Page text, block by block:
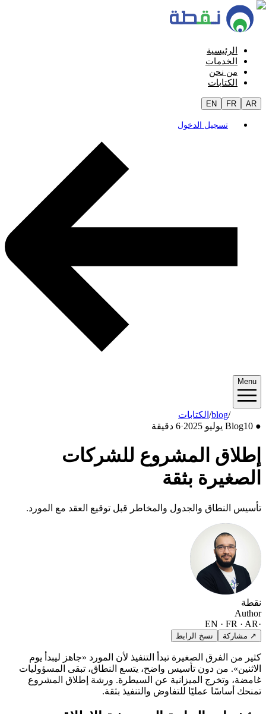
الرئيسية
الخدمات
من نحن
الكتابات
EN FR AR
تسجيل الدخول
Menu
الكتابات/blog
●
Blog10 يوليو 2025 ·6 دقيقة
إطلاق المشروع للشركات
الصغيرة بثقة
تأسيس النطاق والجدول والمخاطر قبل توقيع العقد مع المورد.
نقطة
Author
EN · FR · AR
↗ مشاركة نسخ الرابط
كثير من الفرق الصغيرة تبدأ التنفيذ لأن المورد «جاهز ليبدأ يوم
الاثنين». من دون تأسيس واضح، يتسع النطاق، تبقى المسؤوليات
غامضة، وتخرج الميزانية عن السيطرة. ورشة إطلاق المشروع
تمنحك أساسًا عمليًا للتفاوض والتنفيذ بثقة.